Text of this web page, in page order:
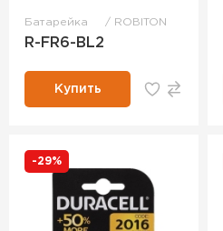
Батарейка ROBITON
R-FR6-BL2
Купить
-29%